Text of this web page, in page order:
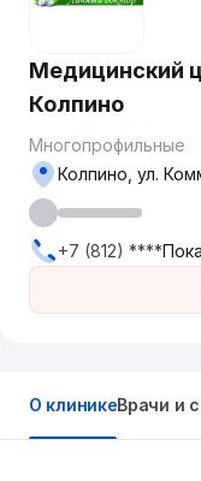
Медицинский
Колпино
Многопрофильные
Колпино, ул.
+7 (812) ****
О клиникеВрачи и